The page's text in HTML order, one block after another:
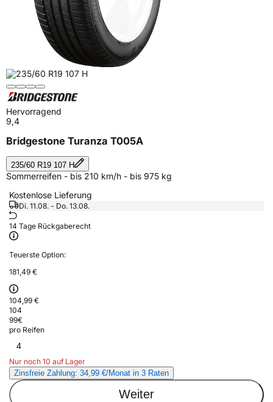
Hervorragend
9,4
Bridgestone Turanza T005A
235/60 R19 107 H
Sommerreifen - bis 210 km/h - bis 975 kg
Kostenlose Lieferung
Di. 11.08. - Do. 13.08.
14 Tage Rückgaberecht
Teuerste Option:
181,49 €
104,99 €
104
99€
pro Reifen
4
Nur noch 10 auf Lager
Zinsfreie Zahlung: 34,99 €/Monat in 3 Raten
Weiter